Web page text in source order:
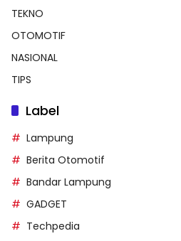
TEKNO
OTOMOTIF
NASIONAL
TIPS
Label
Lampung
Berita Otomotif
Bandar Lampung
GADGET
Techpedia